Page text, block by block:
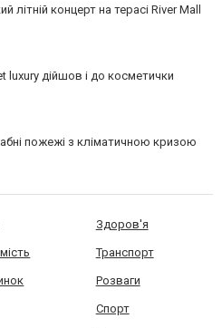
концерт на терасі River Mall
luxury дійшов і до косметички
пожежі з кліматичною кризою
Здоров'я
Транспорт
Розваги
Спорт